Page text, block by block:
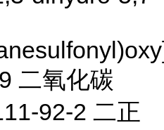
二氧化碳
92-2 二正